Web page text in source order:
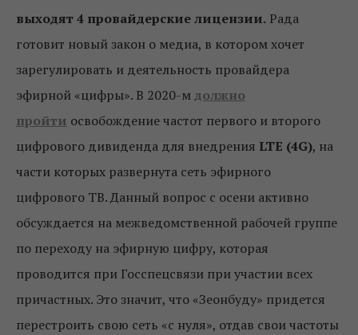
выходят 4 провайдерские лицензии. Рада
готовит новый закон о медиа, в котором хочет
зарегулировать и деятельность провайдера
эфирной «цифры». В 2020-мдолжно
пройти освобождение частот первого и второго
цифрового дивиденда для внедрения LTE (4G), на
части которых развернута сеть эфирного
цифрового ТВ. Данный вопрос с осени активно
обсуждается на межведомственной рабочей группе
по переходу на эфирную цифру, которая
проводится при Госспецсвязи при участии всех
причастных. Это значит, что «Зеонбуду» придется
перестроить свою сеть «с нуля», отдав свои частоты